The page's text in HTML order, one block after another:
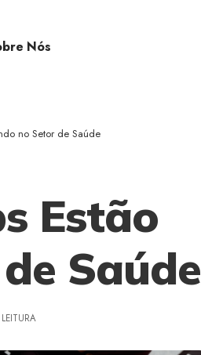
Nós
no Setor de Saúde
Estão
Saúde